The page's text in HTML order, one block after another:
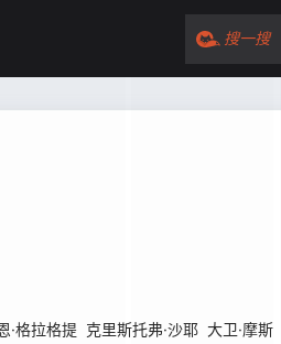
搜一搜
·格拉格提 克里斯托弗·沙耶 大卫·摩斯